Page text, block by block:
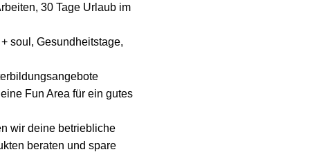
30 Tage Urlaub im
soul, Gesundheitstage,
Fun Area für ein gutes
wir deine betriebliche
beraten und spare